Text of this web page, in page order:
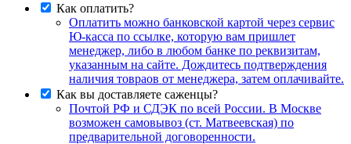
Как оплатить?
Оплатить можно банковской картой через сервис
Ю-касса по ссылке, которую вам пришлет
менеджер, либо в любом банке по реквизитам,
указанным на сайте. Дождитесь подтверждения
наличия товраов от менеджера, затем оплачивайте.
Как вы доставляете саженцы?
Почтой РФ и СДЭК по всей России. В Москве
возможен самовывоз (ст. Матвеевская) по
предварительной договоренности.